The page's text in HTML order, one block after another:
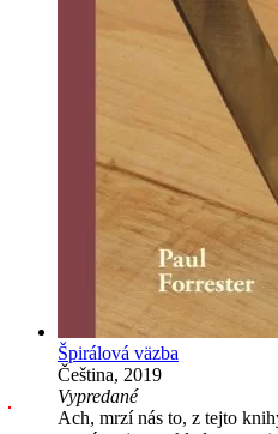
Špirálová väzba
Čeština, 2019
Vypredané
Ach, mrzí nás to, z tejto